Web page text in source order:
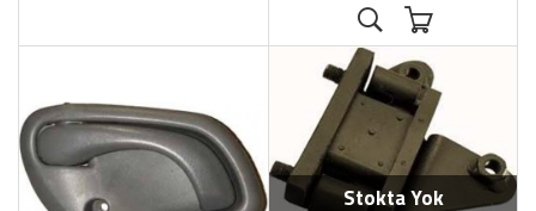
Proton Yedek Parça
Renault Yedek Parça
Samurai Sj Yedek Parça
Soğutma
Stokta Yok